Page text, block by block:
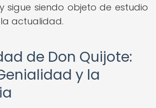
sigue siendo objeto de estudio
actualidad.
de Don Quijote:
y la